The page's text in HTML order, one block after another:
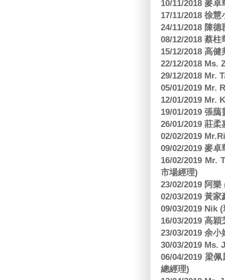
10/11/2018 麥
17/11/2018 徐
24/11/2018 陳
08/12/2018 蔡
15/12/2018 高
22/12/2018 Ms.
29/12/2018 Mr.
05/01/2019 Mr.
12/01/2019 Mr.
19/01/2019 張
26/01/2019 莊
02/02/2019
09/02/2019 麥
16/02/2019 Mr.
市場經理)
23/02/2019 阿
02/03/2019 黃
09/03/2019 Nik
16/03/2019 高
23/03/2019 余
30/03/2019 Ms.
06/04/2019 梁
總經理)